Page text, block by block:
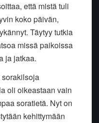
että mistä tuli
koko päivän,
Täytyy tutkia
missä paikoissa
ja jatkaa.
oli oikeastaan vain
soratietä. Nyt on
kehittymään